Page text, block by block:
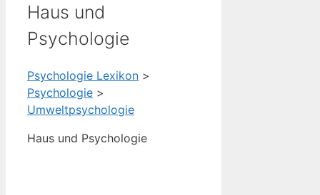
Haus und
Psychologie
Psychologie Lexikon >
Psychologie >
Umweltpsychologie
Haus und Psychologie